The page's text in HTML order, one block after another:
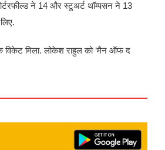
ने 14 और स्टुअर्ट थॉम्पसन ने 13
विकेट मिला. लोकेश राहुल को ‘मैन ऑफ द